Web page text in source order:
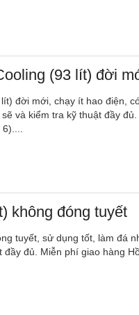
(93 lít) đời
đời mới, chạy ít hao điện,
và kiểm tra kỹ thuật đầy
6)....
không đóng tuyết
tuyết, sử dụng tốt, làm đá
đầy đủ. Miễn phí giao hàng